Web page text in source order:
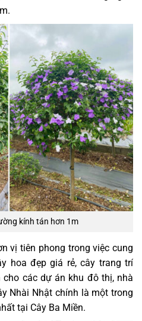
kính tán hơn 1m
vị tiên phong trong việc cung
hoa đẹp giá rẻ, cây trang trí
các dự án khu đô thị, nhà
Nhài Nhật chính là một trong
tại Cây Ba Miền.